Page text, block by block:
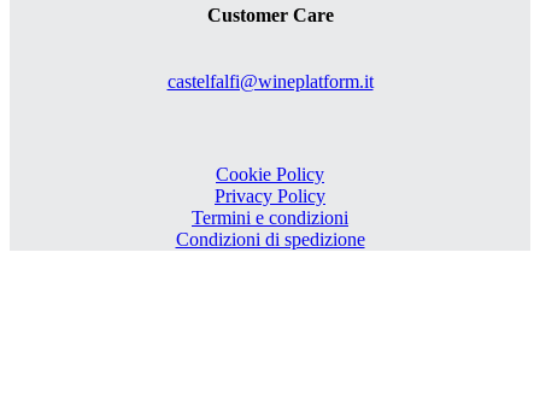
Customer Care
castelfalfi@wineplatform.it
Cookie Policy
Privacy Policy
Termini e condizioni
Condizioni di spedizione